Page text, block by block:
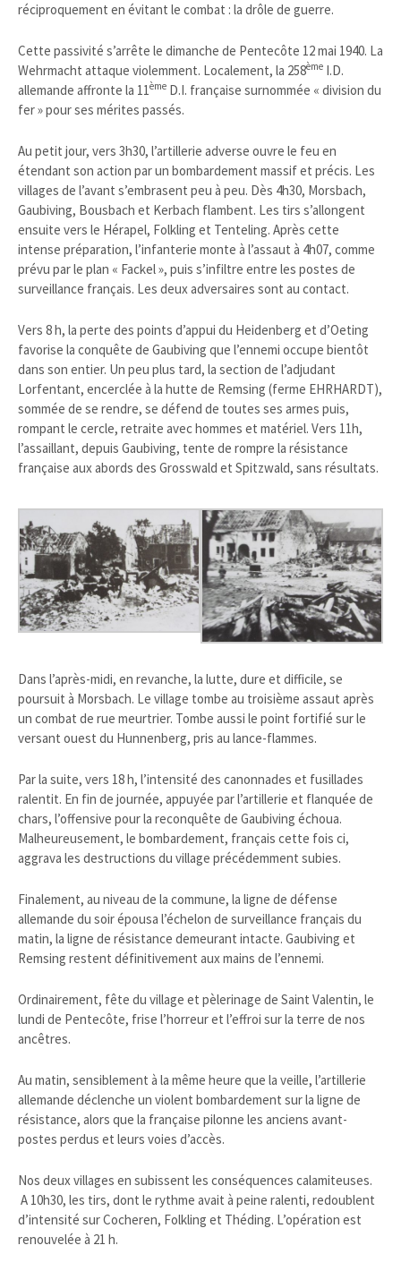
réciproquement en évitant le combat : la drôle de guerre.
Cette passivité s’arrête le dimanche de Pentecôte 12 mai 1940. La
Wehrmacht attaque violemment. Localement, la 258ème I.D.
allemande affronte la 11ème D.I. française surnommée « division du
fer » pour ses mérites passés.
Au petit jour, vers 3h30, l’artillerie adverse ouvre le feu en
étendant son action par un bombardement massif et précis. Les
villages de l’avant s’embrasent peu à peu. Dès 4h30, Morsbach,
Gaubiving, Bousbach et Kerbach flambent. Les tirs s’allongent
ensuite vers le Hérapel, Folkling et Tenteling. Après cette
intense préparation, l’infanterie monte à l’assaut à 4h07, comme
prévu par le plan « Fackel », puis s’infiltre entre les postes de
surveillance français. Les deux adversaires sont au contact.
Vers 8 h, la perte des points d’appui du Heidenberg et d’Oeting
favorise la conquête de Gaubiving que l’ennemi occupe bientôt
dans son entier. Un peu plus tard, la section de l’adjudant
Lorfentant, encerclée à la hutte de Remsing (ferme EHRHARDT),
sommée de se rendre, se défend de toutes ses armes puis,
rompant le cercle, retraite avec hommes et matériel. Vers 11h,
l’assaillant, depuis Gaubiving, tente de rompre la résistance
française aux abords des Grosswald et Spitzwald, sans résultats.
Dans l’après-midi, en revanche, la lutte, dure et difficile, se
poursuit à Morsbach. Le village tombe au troisième assaut après
un combat de rue meurtrier. Tombe aussi le point fortifié sur le
versant ouest du Hunnenberg, pris au lance-flammes.
Par la suite, vers 18 h, l’intensité des canonnades et fusillades
ralentit. En fin de journée, appuyée par l’artillerie et flanquée de
chars, l’offensive pour la reconquête de Gaubiving échoua.
Malheureusement, le bombardement, français cette fois ci,
aggrava les destructions du village précédemment subies.
Finalement, au niveau de la commune, la ligne de défense
allemande du soir épousa l’échelon de surveillance français du
matin, la ligne de résistance demeurant intacte. Gaubiving et
Remsing restent définitivement aux mains de l’ennemi.
Ordinairement, fête du village et pèlerinage de Saint Valentin, le
lundi de Pentecôte, frise l’horreur et l’effroi sur la terre de nos
ancêtres.
Au matin, sensiblement à la même heure que la veille, l’artillerie
allemande déclenche un violent bombardement sur la ligne de
résistance, alors que la française pilonne les anciens avant-
postes perdus et leurs voies d’accès.
Nos deux villages en subissent les conséquences calamiteuses.
A 10h30, les tirs, dont le rythme avait à peine ralenti, redoublent
d’intensité sur Cocheren, Folkling et Théding. L’opération est
renouvelée à 21 h.